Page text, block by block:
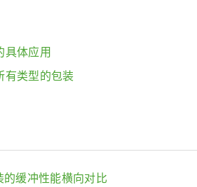
具体应用
有类型的包装
缓冲性能横向对比